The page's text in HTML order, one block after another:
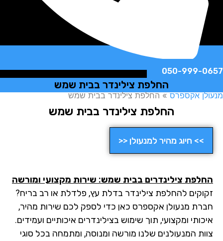
050-999-
החלפת צילינדר בבית שמש
אקספרס»החלפת צילינדר בבית שמש
החלפת צילינדר בבית שמש
>> חיוג מהיר למנעולן <<
צילינדרים בבית שמש: שירות מקצועי ומורשה
להחלפת צילינדר בדלת עץ, פלדלת או רב בריח?
מנעולן אקספרס כאן כדי לספק לכם שירות מהיר,
ומקצועי, תוך שימוש בצילינדרים איכותיים ועמידים.
המנעולנים שלנו מורשה ומנוסה, ומתמחה בכל סוגי